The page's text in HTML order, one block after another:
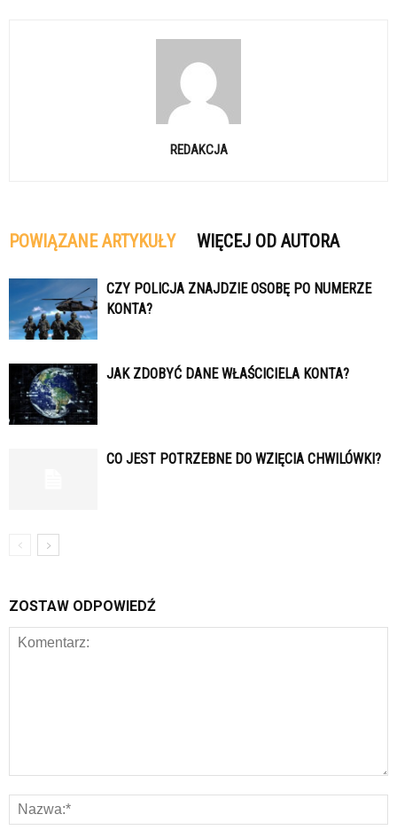
REDAKCJA
POWIĄZANE ARTYKUŁY WIĘCEJ OD AUTORA
CZY POLICJA ZNAJDZIE OSOBĘ PO NUMERZE
KONTA?
JAK ZDOBYĆ DANE WŁAŚCICIELA KONTA?
CO JEST POTRZEBNE DO WZIĘCIA CHWILÓWKI?
ZOSTAW ODPOWIEDŹ